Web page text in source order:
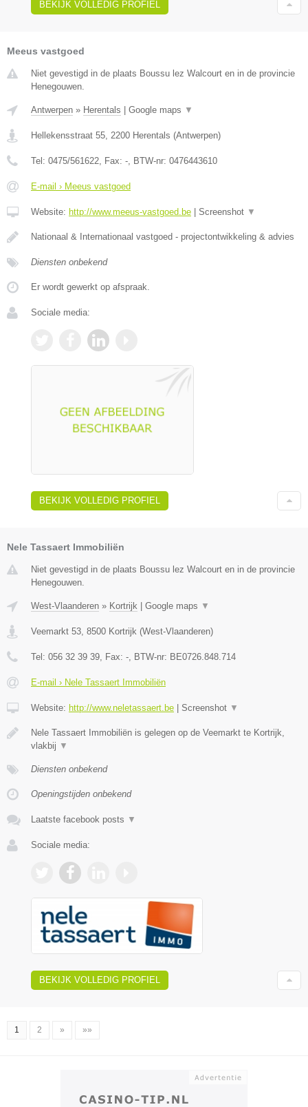
BEKIJK VOLLEDIG PROFIEL
Meeus vastgoed
Niet gevestigd in de plaats Boussu lez Walcourt en in de provincie
Henegouwen.
Antwerpen » Herentals Google maps ▼
Hellekensstraat 55, 2200 Herentals (Antwerpen)
Tel: 0475/561622, Fax: -, BTW-nr: 0476443610
E-mail › Meeus vastgoed
Website: http://www.meeus-vastgoed.be Screenshot ▼
Nationaal & Internationaal vastgoed - projectontwikkeling & advies
Diensten onbekend
Er wordt gewerkt op afspraak.
Sociale media:
BEKIJK VOLLEDIG PROFIEL
Nele Tassaert Immobiliën
Niet gevestigd in de plaats Boussu lez Walcourt en in de provincie
Henegouwen.
West-Vlaanderen » Kortrijk Google maps ▼
Veemarkt 53 8500 Kortrijk (West-Vlaanderen)
Tel: 056 32 39 39 , Fax: - , BTW-nr: BE0726.848.714
E-mail › Nele Tassaert Immobiliën
Website: http://www.neletassaert.be Screenshot ▼
Nele Tassaert Immobiliën is gelegen op de Veemarkt te Kortrijk,
vlakbij ▼
Diensten onbekend
Openingstijden onbekend
Laatste facebook posts ▼
Sociale media:
BEKIJK VOLLEDIG PROFIEL
1 2 » »»